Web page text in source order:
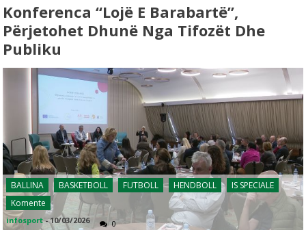
Konferenca “Lojë E Barabartë”,
Përjetohet Dhunë Nga Tifozët Dhe
Publiku
BALLINA BASKETBOLL FUTBOLL HENDBOLL
IS SPECIALE
Komente
infosport -10/03/2026 0